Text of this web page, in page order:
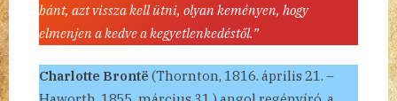
bánt, azt vissza kell ütni, olyan keményen, hogy
elmenjen a kedve a kegyetlenkedéstől.”
Charlotte Brontë (Thornton, 1816. április 21. –